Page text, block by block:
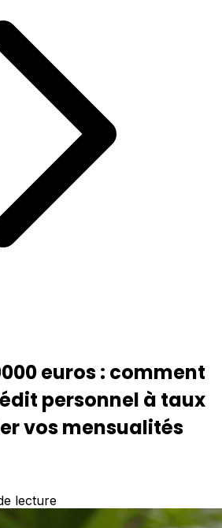
euros : comment
personnel à taux
vos mensualités
lecture